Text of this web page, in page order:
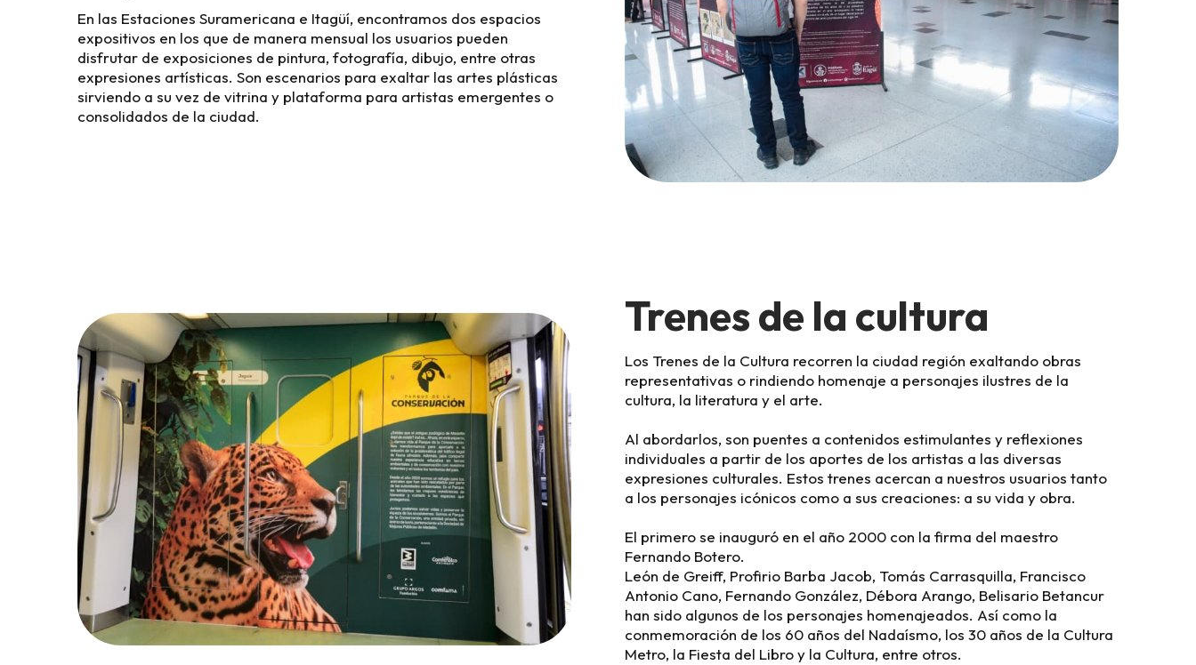
En las Estaciones Suramericana e Itagüí, encontramos dos espacios
expositivos en los que de manera mensual los usuarios pueden
disfrutar de exposiciones de pintura, fotografía, dibujo, entre otras
expresiones artísticas. Son escenarios para exaltar las artes plásticas
sirviendo a su vez de vitrina y plataforma para artistas emergentes o
consolidados de la ciudad.
Trenes de la cultura
Los Trenes de la Cultura recorren la ciudad región exaltando obras
representativas o rindiendo homenaje a personajes ilustres de la
cultura, la literatura y el arte.
Al abordarlos, son puentes a contenidos estimulantes y reflexiones
individuales a partir de los aportes de los artistas a las diversas
expresiones culturales. Estos trenes acercan a nuestros usuarios tanto
a los personajes icónicos como a sus creaciones: a su vida y obra.
El primero se inauguró en el año 2000 con la firma del maestro
Fernando Botero.
León de Greiff, Profirio Barba Jacob, Tomás Carrasquilla, Francisco
Antonio Cano, Fernando González, Débora Arango, Belisario Betancur
han sido algunos de los personajes homenajeados. Así como la
conmemoración de los 60 años del Nadaísmo, los 30 años de la Cultura
Metro, la Fiesta del Libro y la Cultura, entre otros.